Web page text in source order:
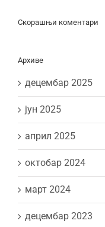
Скорашњи коментари
Архиве
децембар 2025
јун 2025
април 2025
октобар 2024
март 2024
децембар 2023